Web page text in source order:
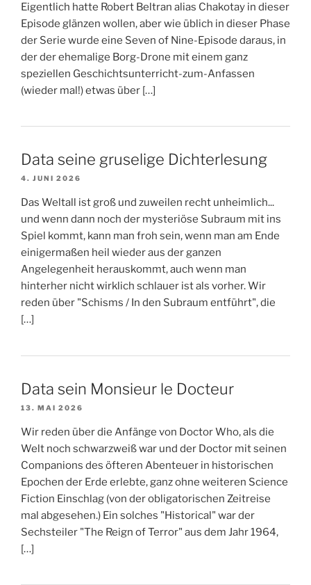
Eigentlich hatte Robert Beltran alias Chakotay in dieser
Episode glänzen wollen, aber wie üblich in dieser Phase
der Serie wurde eine Seven of Nine-Episode daraus, in
der der ehemalige Borg-Drone mit einem ganz
speziellen Geschichtsunterricht-zum-Anfassen
(wieder mal!) etwas über […]
Data seine gruselige Dichterlesung
4. JUNI 2026
Das Weltall ist groß und zuweilen recht unheimlich...
und wenn dann noch der mysteriöse Subraum mit ins
Spiel kommt, kann man froh sein, wenn man am Ende
einigermaßen heil wieder aus der ganzen
Angelegenheit herauskommt, auch wenn man
hinterher nicht wirklich schlauer ist als vorher. Wir
reden über "Schisms / In den Subraum entführt", die
[…]
Data sein Monsieur le Docteur
13. MAI 2026
Wir reden über die Anfänge von Doctor Who, als die
Welt noch schwarzweiß war und der Doctor mit seinen
Companions des öfteren Abenteuer in historischen
Epochen der Erde erlebte, ganz ohne weiteren Science
Fiction Einschlag (von der obligatorischen Zeitreise
mal abgesehen.) Ein solches "Historical" war der
Sechsteiler "The Reign of Terror" aus dem Jahr 1964,
[…]